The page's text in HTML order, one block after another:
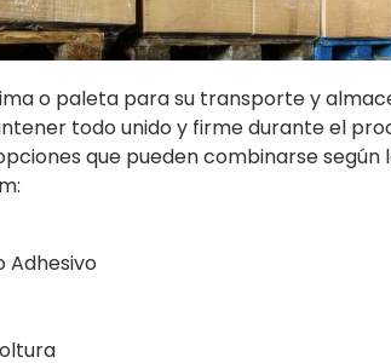
o paleta para su transporte y
todo unido y firme durante el
que pueden combinarse
Adhesivo